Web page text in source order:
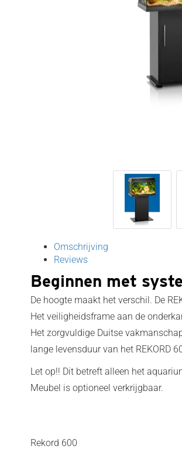
Omschrijving
Reviews
Beginnen met
De hoogte maakt het verschil. De
Het veiligheidsframe aan de
Het zorgvuldige Duitse
lange levensduur van het REKORD
Let op!! Dit betreft alleen het
Meubel is optioneel verkrijgbaar.
Rekord 600